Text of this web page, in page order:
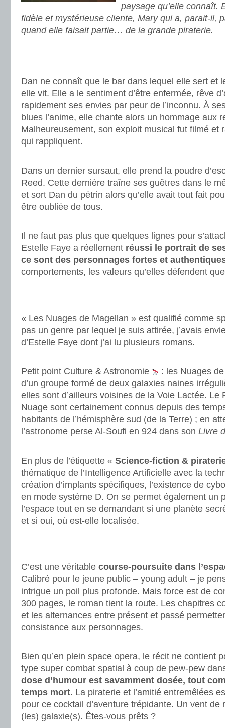
paysage qu’elle connaît.
fidèle et mystérieuse cliente, Mary qui a, parait-il,
quand elle faisait partie… de la grande piraterie.
Dan ne connaît que le bar dans lequel elle sert et
elle vit. Elle a le sentiment d’être enfermée, rêve
rapidement ses envies par peur de l’inconnu. À
blues l’anime, elle chante alors un hommage aux
Malheureusement, son exploit musical fut filmé et
qui rappliquent.
Dans un dernier sursaut, elle prend la poudre
Reed. Cette dernière traîne ses guêtres dans le
et sort Dan du pétrin alors qu’elle avait tout fait
être oubliée de tous.
Il ne faut pas plus que quelques lignes pour
Estelle Faye a réellement réussi le portrait de
ce sont des personnages fortes et
comportements, les valeurs qu’elles défendent
« Les Nuages de Magellan » est qualifié comme
pas un genre par lequel je suis attirée, j’avais
d’Estelle Faye dont j’ai lu plusieurs romans.
Petit point Culture & Astronomie
: les Nuages
d’un groupe formé de deux galaxies naines
elles sont d’ailleurs voisines de la Voie Lactée. Le
Nuage sont certainement connus depuis des
habitants de l’hémisphère sud (de la Terre) ; en
l’astronome perse Al-Soufi en 924 dans son Livre
En plus de l’étiquette « Science-fiction &
thématique de l’Intelligence Artificielle avec la
création d’implants spécifiques, l’existence de
en mode système D. On se permet également un
l’espace tout en se demandant si une planète
et si oui, où est-elle localisée.
C’est une véritable course-poursuite dans
Calibré pour le jeune public – young adult – je
intrigue un poil plus profonde. Mais force est de
300 pages, le roman tient la route. Les chapitres
et les alternances entre présent et passé
consistance aux personnages.
Bien qu’en plein space opera, le récit ne contient
type super combat spatial à coup de pew-pew
dose d’humour est savamment dosée, tout
temps mort. La piraterie et l’amitié entremêlées
pour ce cocktail d’aventure trépidante. Un vent de
(les) galaxie(s). Êtes-vous prêts ?